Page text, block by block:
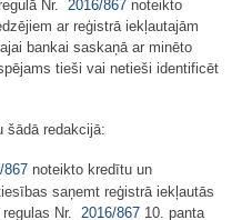
Nr. 2016/867 noteikto
ar reģistrā iekļautajām
bankai saskaņā ar minēto
tieši vai netieši identificēt
šādā redakcijā:
867 noteikto kredītu un
saņemt reģistrā iekļautās
Nr. 2016/867 10. panta